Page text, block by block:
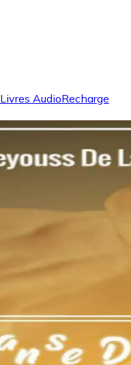
Livres AudioRecharge